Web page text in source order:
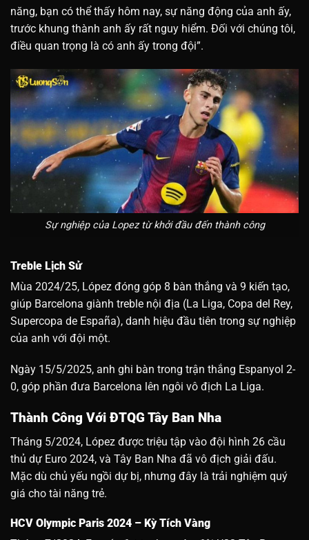
năng, bạn có thể thấy hôm nay, sự năng động của anh ấy,
trước khung thành anh ấy rất nguy hiểm. Đối với chúng tôi,
điều quan trọng là có anh ấy trong đội”.
Sự nghiệp của Lopez từ khởi đầu đến thành công
Treble Lịch Sử
Mùa 2024/25, López đóng góp 8 bàn thắng và 9 kiến tạo,
giúp Barcelona giành treble nội địa (La Liga, Copa del Rey,
Supercopa de España), danh hiệu đầu tiên trong sự nghiệp
của anh với đội một.
Ngày 15/5/2025, anh ghi bàn trong trận thắng Espanyol 2-
0, góp phần đưa Barcelona lên ngôi vô địch La Liga.
Thành Công Với ĐTQG Tây Ban Nha
Tháng 5/2024, López được triệu tập vào đội hình 26 cầu
thủ dự Euro 2024, và Tây Ban Nha đã vô địch giải đấu.
Mặc dù chủ yếu ngồi dự bị, nhưng đây là trải nghiệm quý
giá cho tài năng trẻ.
HCV Olympic Paris 2024 – Kỳ Tích Vàng